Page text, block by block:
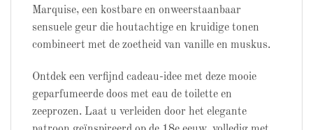
Marquise, een kostbare en onweerstaanbaar
sensuele geur die houtachtige en kruidige tonen
combineert met de zoetheid van vanille en muskus.
Ontdek een verfijnd cadeau-idee met deze mooie
geparfumeerde doos met eau de toilette en
zeeprozen. Laat u verleiden door het elegante